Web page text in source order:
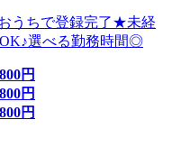
うちで登録完了★未経
選べる勤務時間◎
円
円
円